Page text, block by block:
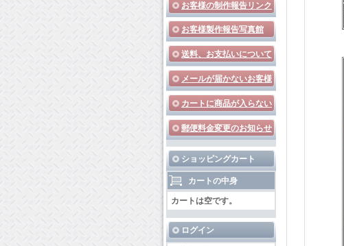
お客様の制作報告リンク
お客様製作報告写真館
送料、お支払いについて
メールが届かないお客様
カートに商品が入らない
郵便料金変更のお知らせ
ショッピングカート
カートの中身
カートは空です。
ログイン